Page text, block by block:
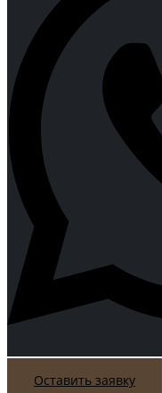
Оставить заявку